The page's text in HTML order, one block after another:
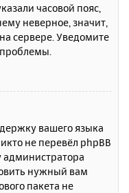
часовой пояс,
неверное, значит,
сервере. Уведомите
вашего языка
не перевёл phpBB
администратора
нужный вам
пакета не